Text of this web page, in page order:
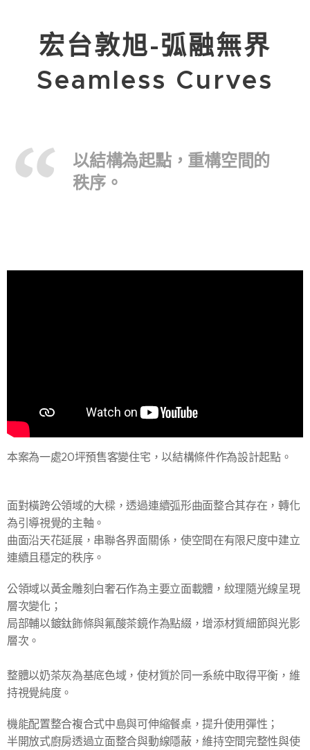
宏台敦旭-弧融無界
Seamless Curves
以結構為起點，重構空間的
秩序。
本案為一處20坪預售客變住宅，以結構條件作為設計起點。
面對橫跨公領域的大樑，透過連續弧形曲面整合其存在，轉化
為引導視覺的主軸。
曲面沿天花延展，串聯各界面關係，使空間在有限尺度中建立
連續且穩定的秩序。
公領域以黃金雕刻白奢石作為主要立面載體，紋理隨光線呈現
層次變化；
局部輔以鍍鈦飾條與氟酸茶鏡作為點綴，增添材質細節與光影
層次。
整體以奶茶灰為基底色域，使材質於同一系統中取得平衡，維
持視覺純度。
機能配置整合複合式中島與可伸縮餐桌，提升使用彈性；
半開放式廚房透過立面整合與動線隱蔽，維持空間完整性與使